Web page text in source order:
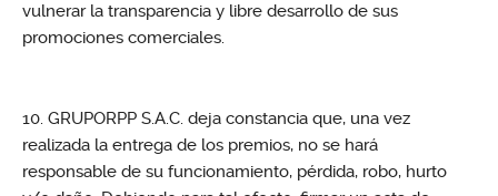
vulnerar la transparencia y libre desarrollo de sus
promociones comerciales.
GRUPORPP S.A.C. deja constancia que, una vez
realizada la entrega de los premios, no se hará
responsable de su funcionamiento, pérdida, robo, hurto